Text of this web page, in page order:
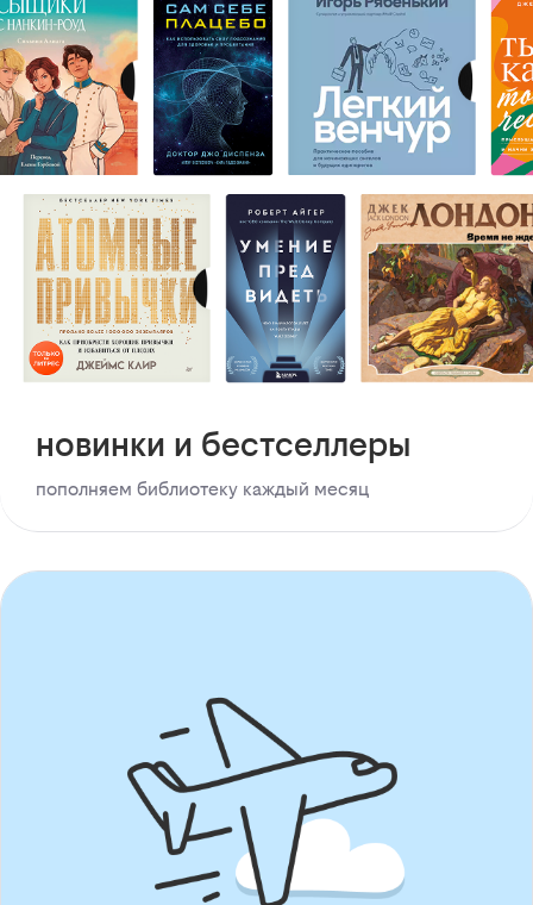
новинки и бестселлеры
пополняем библиотеку каждый месяц